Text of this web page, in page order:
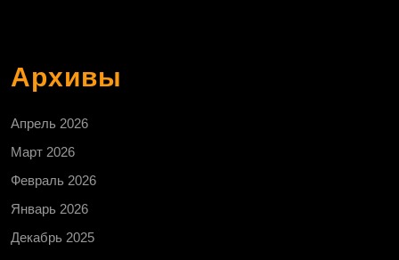
Архивы
Апрель 2026
Март 2026
Февраль 2026
Январь 2026
Декабрь 2025